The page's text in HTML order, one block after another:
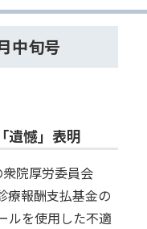
中旬号
憾」表明
院厚労委員会
療報酬支払基金の
ルを使用した不適